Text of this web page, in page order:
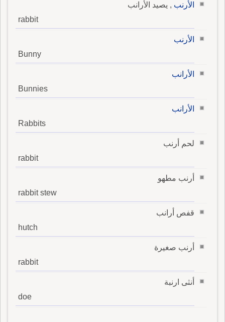
الأرنب , يصيد الأرانب
rabbit
الأرنب
Bunny
الأرانب
Bunnies
الأرانب
Rabbits
لحم أرنب
rabbit
أرنب مطهو
rabbit stew
قفص أرانب
hutch
أرنب صغيرة
rabbit
أنثى ارنبة
doe